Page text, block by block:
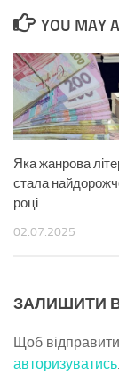
YOU MAY
Яка жанрова
стала
році
02.07.2025
ЗАЛИШИТИ
Щоб
авторизуватись.